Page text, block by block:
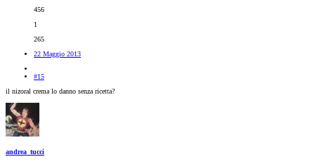
456
1
265
22 Maggio 2013
#15
il nizoral crema lo danno senza ricetta?
andrea_tucci